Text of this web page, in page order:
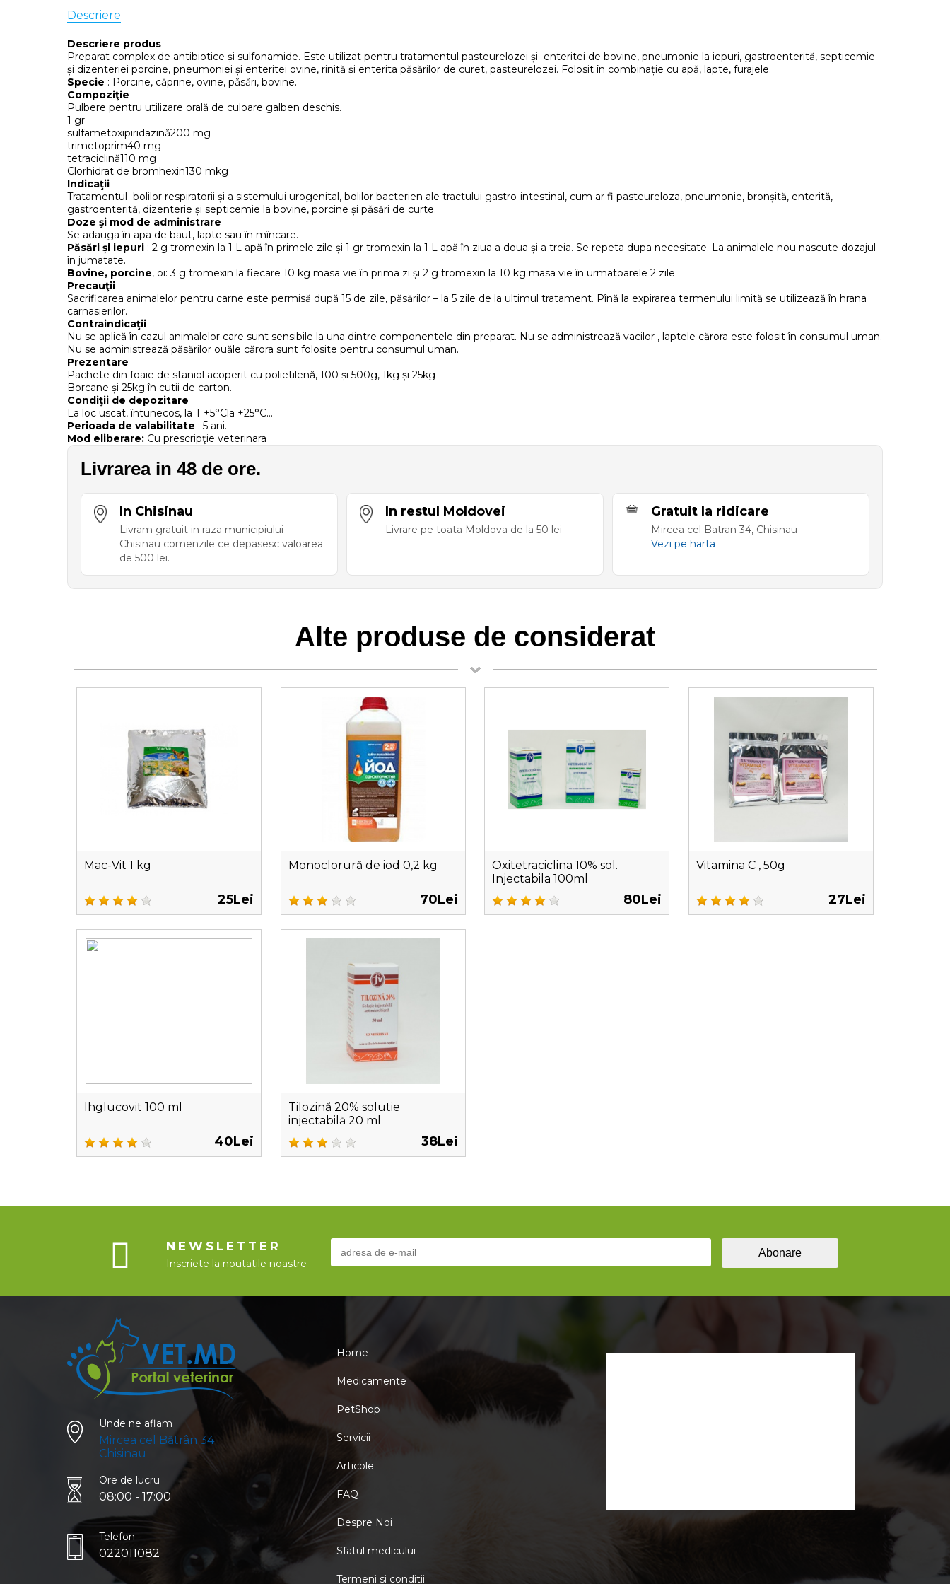
Descriere
Descriere produs
Preparat complex de antibiotice și sulfonamide. Este utilizat pentru tratamentul pasteurelozei și enteritei de bovine, pneumonie la iepuri, gastroenterită, septicemie
și dizenteriei porcine, pneumoniei și enteritei ovine, rinită și enterita păsărilor de curet, pasteurelozei. Folosit în combinație cu арă, lapte, furajele.
Specie : Porcine, căprine, ovine, păsări, bovine.
Compoziţie
Pulbere pentru utilizare orală de culoare galben deschis.
1 gr
sulfametoxipiridazină200 mg
trimetoprim40 mg
tetraciclină110 mg
Clorhidrat de bromhexin130 mkg
Indicaţii
Tratamentul bolilor respiratorii și a sistemului urogenital, bolilor bacterien ale tractului gastro-intestinal, cum ar fi pasteureloza, pneumonie, bronșită, enterită,
gastroenterită, dizenterie și septicemie la bovine, porcine și păsări de curte.
Doze şi mod de administrare
Se adauga în apa de baut, lapte sau în mîncare.
Păsări și iepuri : 2 g tromexin la 1 L apă în primele zile și 1 gr tromexin la 1 L apă în ziua a doua și a treia. Se repeta dupa necesitate. La animalele nou nascute dozajul
în jumatate.
Bovine, porcine, oi: 3 g tromexin la fiecare 10 kg masa vie în prima zi și 2 g tromexin la 10 kg masa vie în urmatoarele 2 zile
Precauţii
Sacrificarea animalelor pentru carne este permisă după 15 de zile, păsărilor – la 5 zile de la ultimul tratament. Pînă la expirarea termenului limită se utilizează în hrana
carnasierilor.
Contraindicaţii
Nu se aplică în cazul animalelor care sunt sensibile la una dintre componentele din preparat. Nu se administrează vacilor , laptele cărora este folosit în consumul uman.
Nu se administrează păsărilor ouăle cărora sunt folosite pentru consumul uman.
Prezentare
Pachete din foaie de staniol acoperit cu polietilenă, 100 și 500g, 1kg și 25kg
Borcane și 25kg în cutii de carton.
Condiţii de depozitare
La loc uscat, întunecos, la T +5°Сla +25°С…
Perioada de valabilitate : 5 ani.
Mod eliberare: Cu prescripţie veterinara
Livrarea in 48 de ore.
In Chisinau
Livram gratuit in raza municipiului
Chisinau comenzile ce depasesc valoarea
de 500 lei.
In restul Moldovei
Livrare pe toata Moldova de la 50 lei
Gratuit la ridicare
Mircea cel Batran 34, Chisinau
Vezi pe harta
Alte produse de considerat
Mac-Vit 1 kg
25Lei
Monoclorură de iod 0,2 kg
70Lei
Oxitetraciclina 10% sol.
Injectabila 100ml
80Lei
Vitamina C , 50g
27Lei
Ihglucovit 100 ml
40Lei
Tilozină 20% solutie
injectabilă 20 ml
38Lei
NEWSLETTER
Inscriete la noutatile noastre
Unde ne aflam
Mircea cel Bătrân 34
Chisinau
Ore de lucru
08:00 - 17:00
Telefon
022011082
Home
Medicamente
PetShop
Servicii
Articole
FAQ
Despre Noi
Sfatul medicului
Termeni si conditii